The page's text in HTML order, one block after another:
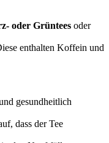
oder Grüntees oder
enthalten Koffein und
gesundheitlich
dass der Tee